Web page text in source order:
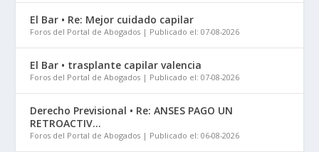
El Bar • Re: Mejor cuidado capilar
Foros del Portal de Abogados Publicado el: 07-08-2026
El Bar • trasplante capilar valencia
Foros del Portal de Abogados Publicado el: 07-08-2026
Derecho Previsional • Re: ANSES PAGO UN
RETROACTIV...
Foros del Portal de Abogados Publicado el: 06-08-2026